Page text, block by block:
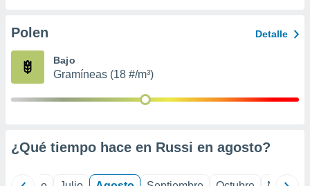
e
mediante
de
Polen Detalle
Bajo
Gramíneas (18 #/m³)
¿Qué tiempo hace en Russi en agosto?